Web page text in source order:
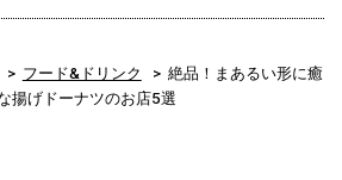
フード&ドリンク
絶品！まあるい形に癒
揚げドーナツのお店5選